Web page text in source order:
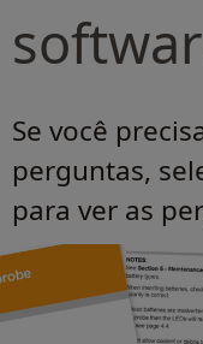
Se você
perguntas,
para ver as